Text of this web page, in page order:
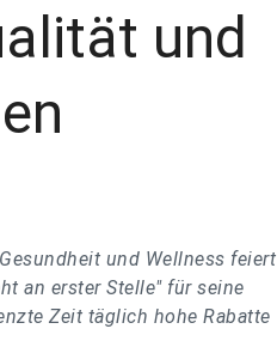
und
und Wellness feiert
an erster Stelle" für seine
Zeit täglich hohe Rabatte